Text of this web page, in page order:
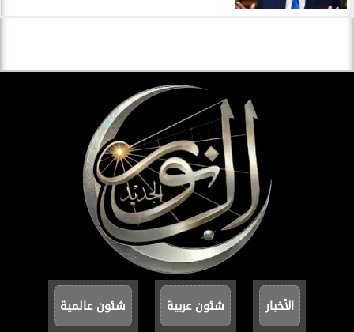
الأخبار شئون عربية شئون عالمية